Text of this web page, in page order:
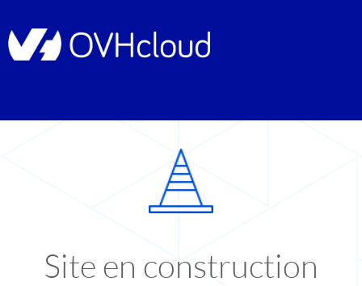
Site en construction